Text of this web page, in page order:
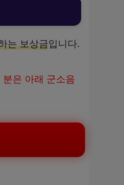
는 보상금입니다.
은 아래 군소음